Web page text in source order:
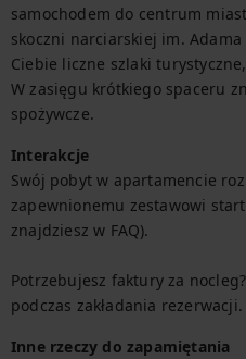
samochodem do centrum
skoczni narciarskiej im. Adama
Ciebie liczne szlaki
W zasięgu krótkiego spaceru
spożywcze.
Interakcje
Swój pobyt w apartamencie
zapewnionemu zestawowi
znajdziesz w FAQ).
Potrzebujesz faktury za
podczas zakładania rezerwacji.
Inne rzeczy do zapamiętania